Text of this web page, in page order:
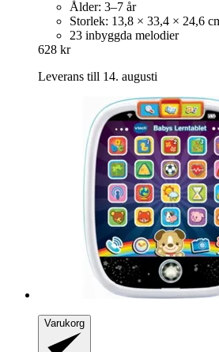
Ålder: 3–7 år
Storlek: 13,8 × 33,4 × 24,6
23 inbyggda melodier
628 kr
Leverans till 14. augusti
Varukorg